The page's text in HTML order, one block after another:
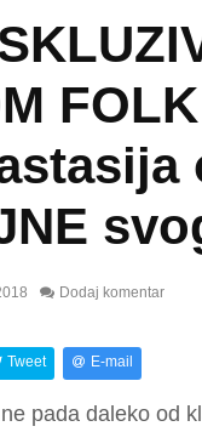
Dodaj komentar
Tweet E-mail
pada daleko od